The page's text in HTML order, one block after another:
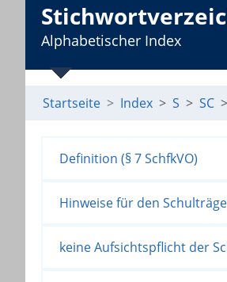
Alphabetischer Index
Startseite Index S SC
Definition (§ 7 SchfkVO)
Hinweise für den
keine Aufsichtspflicht der